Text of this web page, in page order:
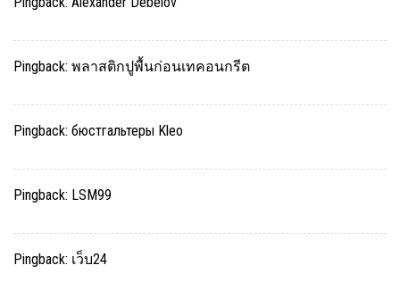
Pingback: พลาสติกปูพื้นก่อนเทคอนกรีต
Pingback: бюстгальтеры Kleo
Pingback: LSM99
Pingback: เว็บ24